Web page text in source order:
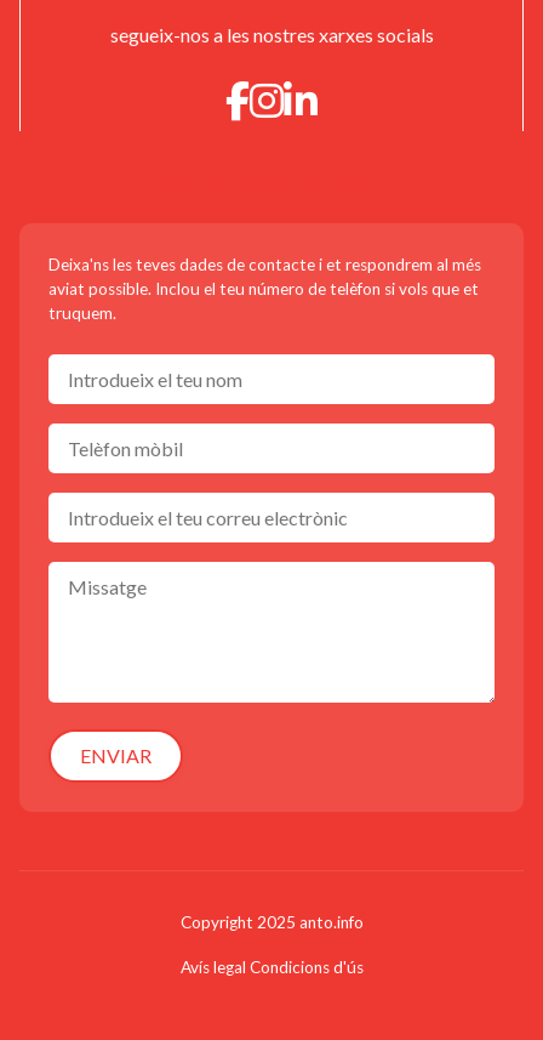
segueix-nos a les nostres xarxes socials
Deixa'ns les teves dades de contacte i et respondrem al més
aviat possible. Inclou el teu número de telèfon si vols que et
truquem.
ENVIAR
Copyright 2025 anto.info
Avís legal Condicions d'ús